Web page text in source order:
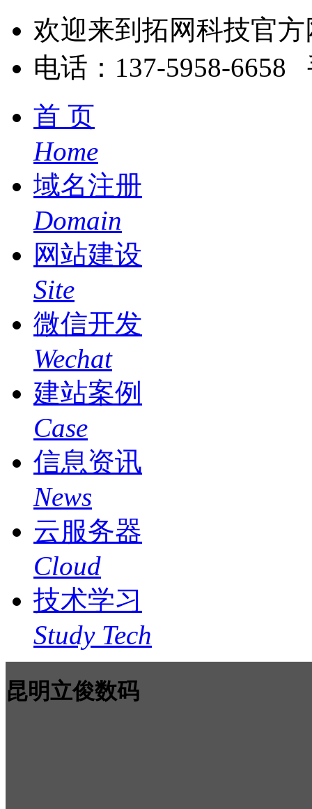
欢迎来到拓网科技官
电话：137-5958-6658
首 页
Home
域名注册
Domain
网站建设
Site
微信开发
Wechat
建站案例
Case
信息资讯
News
云服务器
Cloud
技术学习
Study Tech
昆明立俊数码